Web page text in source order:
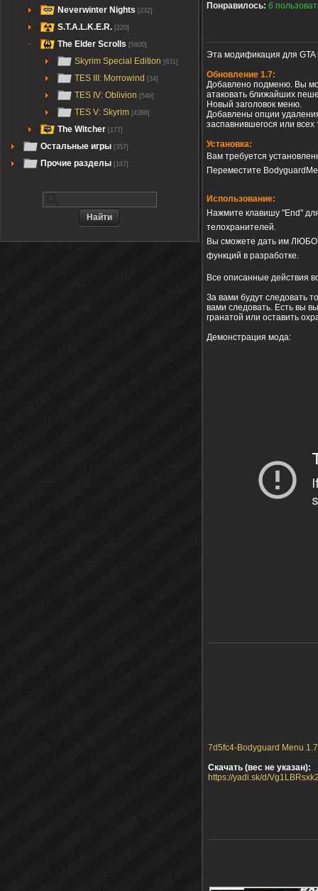
Neverwinter Nights [232]
S.T.A.L.K.E.R. [220]
The Elder Scrolls [5600]
Skyrim Special Edition [631]
TES III: Morrowind [34]
TES IV: Oblivion [549]
TES V: Skyrim [4386]
The Witcher [177]
Остальные игры [357]
Прочие разделы [167]
Понравилось: 6
Эта модификация для GTA
Обновление 1.7:
Добавлено подменю. Вы
атаковать ближайших
Новый заголовок меню.
Добавлены опции
заспавнившегося или
Установка:
Вам требуется
Переместите
Использование:
Нажмите клавишу "End"
телохранителей.
Вы сможете дать им
функций в разработке.
Все описанные действия
За вами будут следовать
вами следовать. Есть вы
гранатой или оставить
Демонстрация мода:
7d5fc4-Bodyguard Menu
Скачать (вес не указан):
https://yadi.sk/d/